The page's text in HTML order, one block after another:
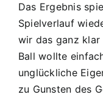
Das Ergebnis
Spielverlauf
wir das ganz klar
Ball wollte
unglückliche
zu Gunsten des